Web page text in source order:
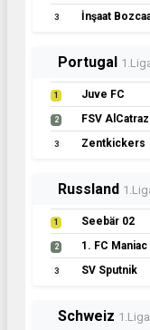
3 İnşaat
Portugal
1 Juve FC
2 FSV
3 Zentkickers
Russland
1 Seebär 02
2 1. FC Maniac
3 SV Sputnik
Schweiz 1.Liga